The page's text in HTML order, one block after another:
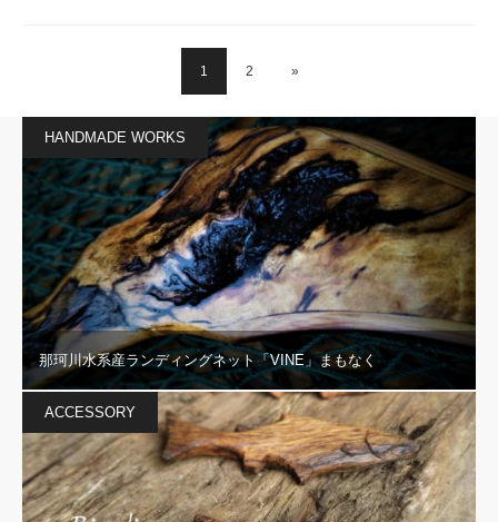
1 2 »
HANDMADE WORKS
那珂川水系産ランディングネット「VINE」まもなく
ACCESSORY